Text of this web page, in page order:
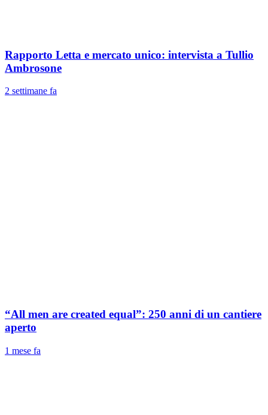
Rapporto Letta e mercato unico: intervista a Tullio
Ambrosone
2 settimane fa
“All men are created equal”: 250 anni di un cantiere
aperto
1 mese fa